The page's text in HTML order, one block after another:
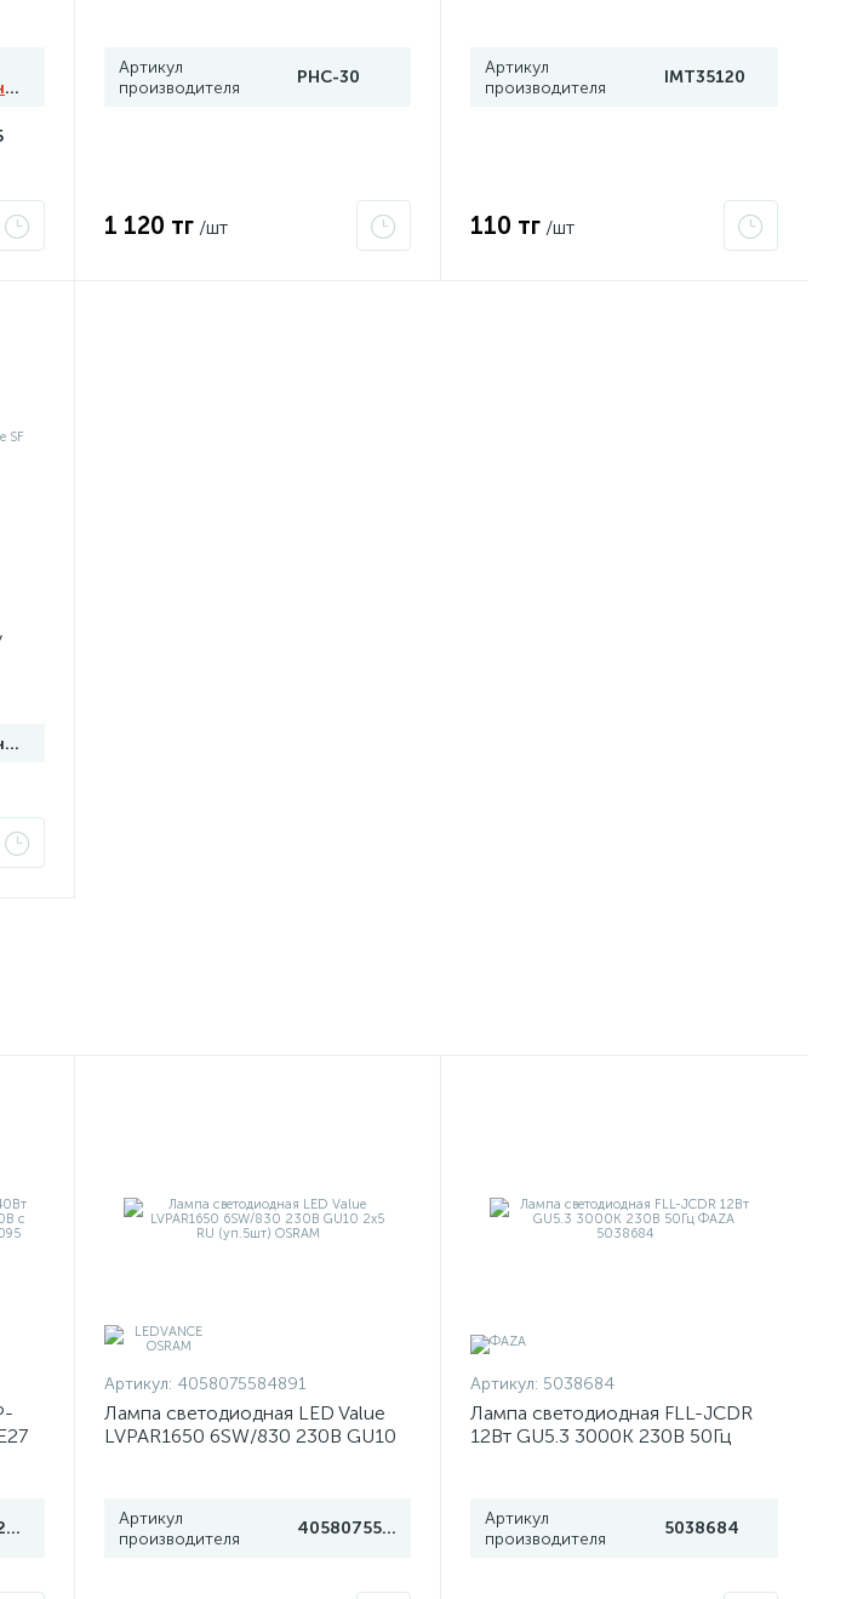
Артикул
производителя
PHC-30
1 120 тг /шт
Артикул
производителя
IMT35120
110 тг /шт
Рекомендуем
4690612031095
Артикул: 4058075584891
Лампа светодиодная LED Value
LVPAR1650 6SW/830 230В GU10
Артикул
производителя
4058075584891
Артикул: 5038684
Лампа светодиодная FLL-JCDR
12Вт GU5.3 3000К 230В 50Гц
Артикул
производителя
5038684